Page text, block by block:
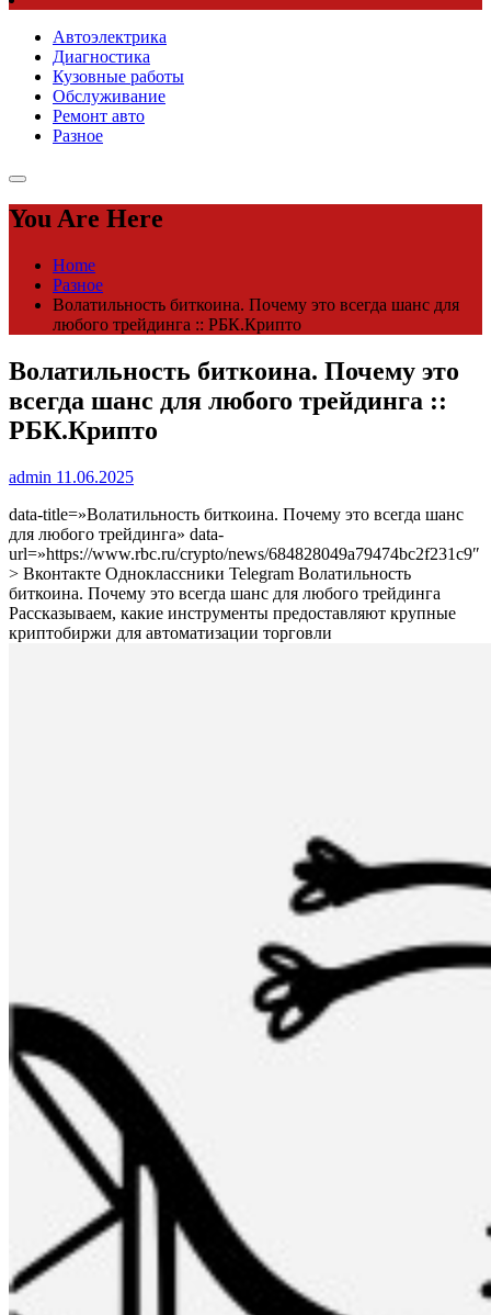
Автоэлектрика
Диагностика
Кузовные работы
Обслуживание
Ремонт авто
Разное
You Are Here
Home
Разное
Волатильность биткоина. Почему это всегда шанс для
любого трейдинга :: РБК.Крипто
Волатильность биткоина. Почему это
всегда шанс для любого трейдинга ::
РБК.Крипто
admin 11.06.2025
data-title=»Волатильность биткоина. Почему это всегда шанс
для любого трейдинга» data-
url=»https://www.rbc.ru/crypto/news/684828049a79474bc2f231c9″
> Вконтакте Одноклассники Telegram Волатильность
биткоина. Почему это всегда шанс для любого трейдинга
Рассказываем, какие инструменты предоставляют крупные
криптобиржи для автоматизации торговли